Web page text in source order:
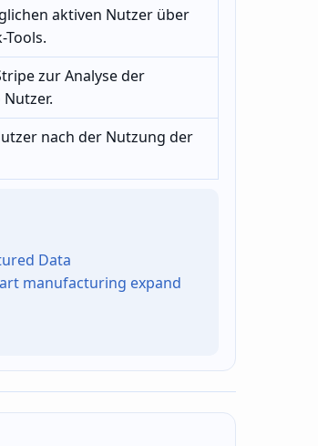
aktiven Nutzer über
Tools.
zur Analyse der
nach der Nutzung der
Data
manufacturing expand